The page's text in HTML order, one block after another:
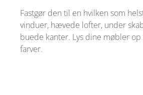
Fastgør den til en hvilken som
vinduer, hævede lofter, under
buede kanter. Lys dine møbler
farver.